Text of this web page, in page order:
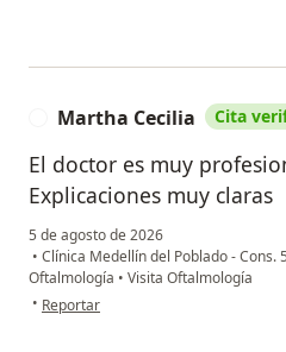
Martha Cecilia Cita
El doctor es muy
Explicaciones muy claras
5 de agosto de 2026
• Clínica Medellín del Poblado - Cons.
Oftalmología • Visita Oftalmología
• en opinión del usuario Martha Cecilia
Reportar